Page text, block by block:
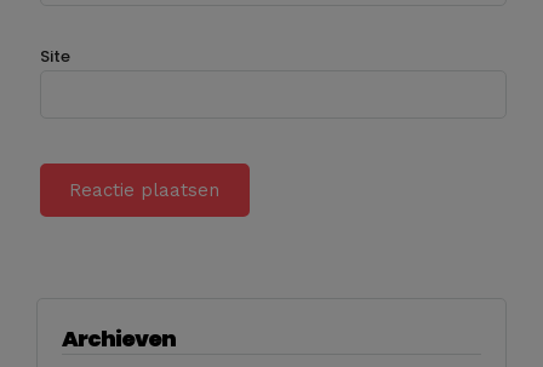
Site
Archieven